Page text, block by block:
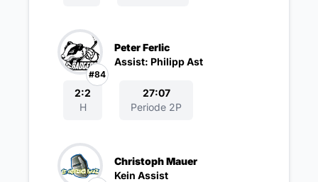
#84
Peter Ferlic
Assist: Philipp Ast
2:2
H
27:07
Periode 2P
Christoph Mauer
Kein Assist